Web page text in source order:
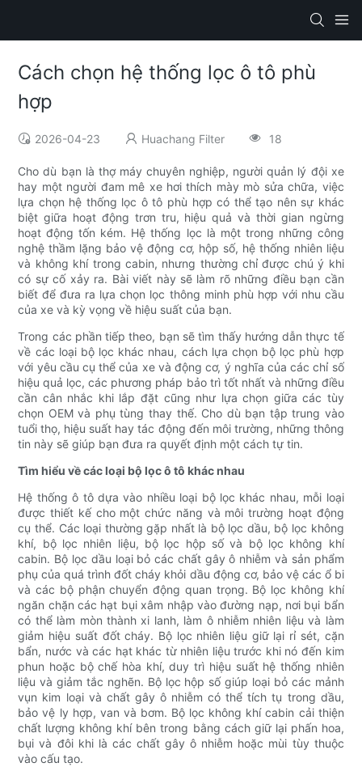
Cách chọn hệ thống lọc ô tô phù
hợp
2026-04-23 Huachang Filter 18
Cho dù bạn là thợ máy chuyên nghiệp, người quản lý đội xe
hay một người đam mê xe hơi thích mày mò sửa chữa, việc
lựa chọn hệ thống lọc ô tô phù hợp có thể tạo nên sự khác
biệt giữa hoạt động trơn tru, hiệu quả và thời gian ngừng
hoạt động tốn kém. Hệ thống lọc là một trong những công
nghệ thầm lặng bảo vệ động cơ, hộp số, hệ thống nhiên liệu
và không khí trong cabin, nhưng thường chỉ được chú ý khi
có sự cố xảy ra. Bài viết này sẽ làm rõ những điều bạn cần
biết để đưa ra lựa chọn lọc thông minh phù hợp với nhu cầu
của xe và kỳ vọng về hiệu suất của bạn.
Trong các phần tiếp theo, bạn sẽ tìm thấy hướng dẫn thực tế
về các loại bộ lọc khác nhau, cách lựa chọn bộ lọc phù hợp
với yêu cầu cụ thể của xe và động cơ, ý nghĩa của các chỉ số
hiệu quả lọc, các phương pháp bảo trì tốt nhất và những điều
cần cân nhắc khi lắp đặt cũng như lựa chọn giữa các tùy
chọn OEM và phụ tùng thay thế. Cho dù bạn tập trung vào
tuổi thọ, hiệu suất hay tác động đến môi trường, những thông
tin này sẽ giúp bạn đưa ra quyết định một cách tự tin.
Tìm hiểu về các loại bộ lọc ô tô khác nhau
Hệ thống ô tô dựa vào nhiều loại bộ lọc khác nhau, mỗi loại
được thiết kế cho một chức năng và môi trường hoạt động
cụ thể. Các loại thường gặp nhất là bộ lọc dầu, bộ lọc không
khí, bộ lọc nhiên liệu, bộ lọc hộp số và bộ lọc không khí
cabin. Bộ lọc dầu loại bỏ các chất gây ô nhiễm và sản phẩm
phụ của quá trình đốt cháy khỏi dầu động cơ, bảo vệ các ổ bi
và các bộ phận chuyển động quan trọng. Bộ lọc không khí
ngăn chặn các hạt bụi xâm nhập vào đường nạp, nơi bụi bẩn
có thể làm mòn thành xi lanh, làm ô nhiễm nhiên liệu và làm
giảm hiệu suất đốt cháy. Bộ lọc nhiên liệu giữ lại rỉ sét, cặn
bẩn, nước và các hạt khác từ nhiên liệu trước khi nó đến kim
phun hoặc bộ chế hòa khí, duy trì hiệu suất hệ thống nhiên
liệu và giảm tắc nghẽn. Bộ lọc hộp số giúp loại bỏ các mảnh
vụn kim loại và chất gây ô nhiễm có thể tích tụ trong dầu,
bảo vệ ly hợp, van và bơm. Bộ lọc không khí cabin cải thiện
chất lượng không khí bên trong bằng cách giữ lại phấn hoa,
bụi và đôi khi là các chất gây ô nhiễm hoặc mùi tùy thuộc
vào cấu tạo.